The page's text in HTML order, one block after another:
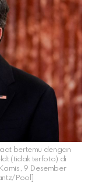
bertemu dengan
(tidak terfoto) di
9 Desember
Pool]